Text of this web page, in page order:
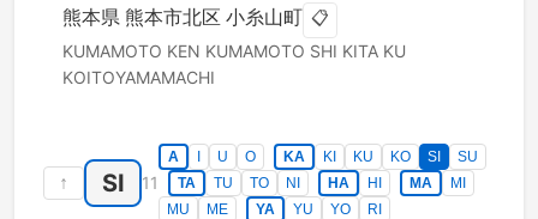
熊本県 熊本市北区 小糸山町 📋
KUMAMOTO KEN KUMAMOTO SHI KITA KU
KOITOYAMAMACHI
↑ SI 11
A U O KA KI KU KO SI
SU
TA
TU TO NI HA HI MA
MI
MU
ME YA YU YO RI